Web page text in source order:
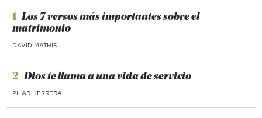
1 Los 7 versos más importantes sobre el
matrimonio
DAVID MATHIS
2 Dios te llama a una vida de servicio
PILAR HERRERA